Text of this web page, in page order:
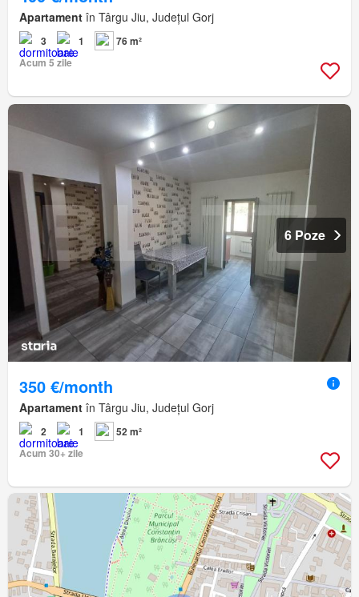
Apartament în Târgu Jiu, Județul Gorj
3 1
76 m²
Acum 5 zile
6 Poze
350 €/month
Apartament în Târgu Jiu, Județul Gorj
2 1
52 m²
Acum 30+ zile